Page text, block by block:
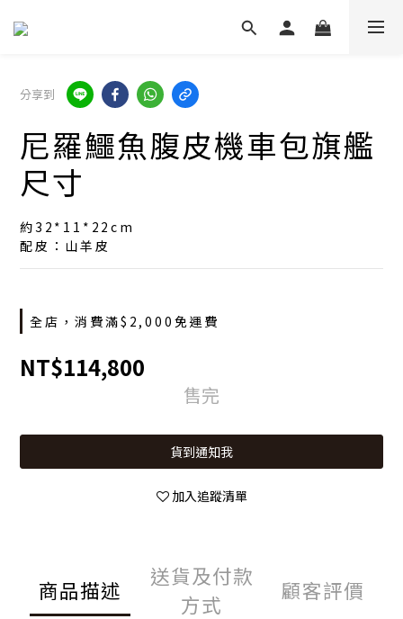
分享到
尼羅鱷魚腹皮機車包旗艦
尺寸
約32*11*22cm
配皮：山羊皮
全店，消費滿$2,000免運費
NT$114,800
售完
貨到通知我
加入追蹤清單
商品描述
送貨及付款
方式
顧客評價